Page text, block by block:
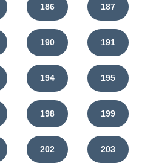
186 187
190 191
194 195
198 199
202 203